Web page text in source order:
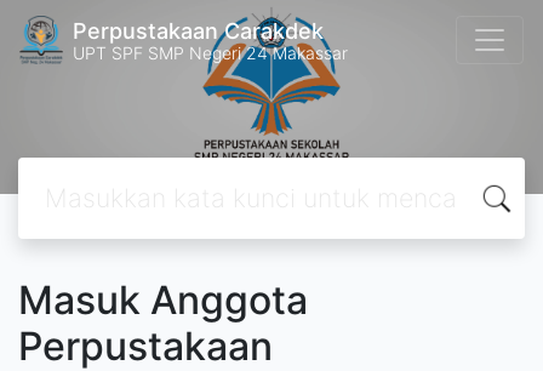
Perpustakaan Carakdek
UPT SPF SMP Negeri 24 Makassar
Masuk Anggota
Perpustakaan